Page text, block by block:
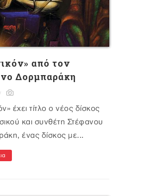
από τον
Δορμπαράκη
έχει τίτλο ο νέος δίσκος
και συνθέτη Στέφανου
ένας δίσκος με...